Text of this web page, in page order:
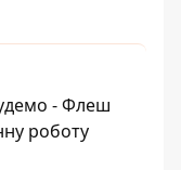
- Флеш
роботу